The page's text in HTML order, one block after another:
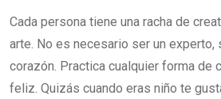
Cada persona tiene una racha de
arte. No es necesario ser un
corazón. Practica cualquier forma de
feliz. Quizás cuando eras niño te